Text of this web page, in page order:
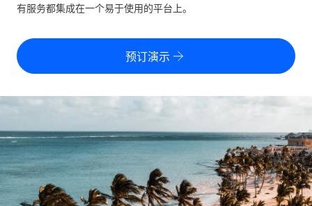
零实体成本实现全球扩张
第三方合同工托管服务
PEO
外包复杂雇佣任务
国家/地区资源管理器
Remote 无惧对比
成长阶段
初创企业
为成长型企业量身打造的全球敏捷型人力资源与薪资解决方案
误分类风险计算工具
按国家/地区检查员工误分类风险
合同工薪酬结算计算器
探索全球合同工的结算货币选项与结算速度
通过 REMOTE 学习
定价
中文（简体）
Nederlands
Français
登录
有服务都集成在一个易于使用的平台上。
预订演示